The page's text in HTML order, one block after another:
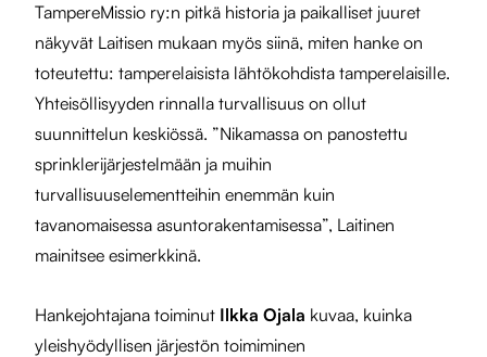
TampereMissio ry:n pitkä historia ja paikalliset juuret
näkyvät Laitisen mukaan myös siinä, miten hanke on
toteutettu: tamperelaisista lähtökohdista tamperelaisille.
Yhteisöllisyyden rinnalla turvallisuus on ollut
suunnittelun keskiössä. ”Nikamassa on panostettu
sprinklerijärjestelmään ja muihin
turvallisuuselementteihin enemmän kuin
tavanomaisessa asuntorakentamisessa”, Laitinen
mainitsee esimerkkinä.
Hankejohtajana toiminut Ilkka Ojala kuvaa, kuinka
yleishyödyllisen järjestön toimiminen